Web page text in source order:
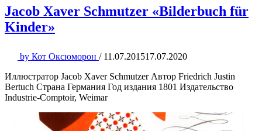
Jacob Xaver Schmutzer «Bilderbuch für
Kinder»
by Кот Оксюморон / 11.07.201517.07.2020
Иллюстратор Jacob Xaver Schmutzer Автор Friedrich Justin
Bertuch Страна Германия Год издания 1801 Издательство
Industrie-Comptoir, Weimar